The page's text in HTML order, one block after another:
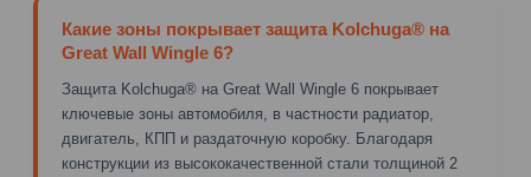
Какие зоны покрывает защита Kolchuga® на
Great Wall Wingle 6?
Защита Kolchuga® на Great Wall Wingle 6 покрывает
ключевые зоны автомобиля, в частности радиатор,
двигатель, КПП и раздаточную коробку. Благодаря
конструкции из высококачественной стали толщиной 2